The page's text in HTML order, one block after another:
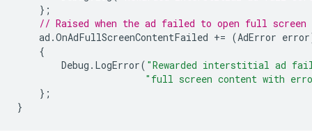
};
// Raised when the ad failed to open full screen
ad .OnAdFullScreenContentFailed += (AdError error
{
Debug . LogError( "Rewarded interstitial ad
"full screen content with
};
}